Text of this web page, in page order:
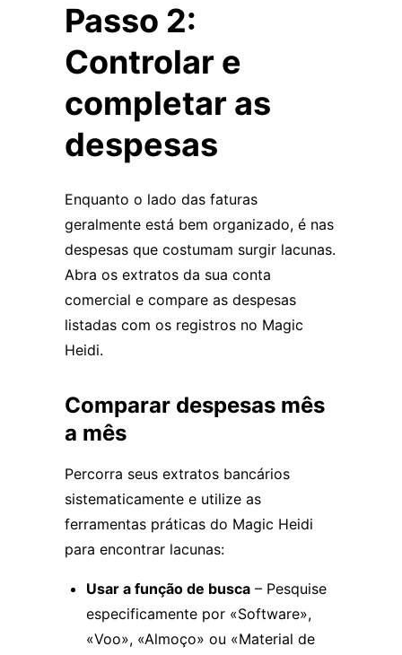
Passo 2:
Controlar e
completar as
despesas
Enquanto o lado das faturas
geralmente está bem organizado, é nas
despesas que costumam surgir lacunas.
Abra os extratos da sua conta
comercial e compare as despesas
listadas com os registros no Magic
Heidi.
Comparar despesas mês
a mês
Percorra seus extratos bancários
sistematicamente e utilize as
ferramentas práticas do Magic Heidi
para encontrar lacunas:
Usar a função de busca – Pesquise
especificamente por «Software»,
«Voo», «Almoço» ou «Material de